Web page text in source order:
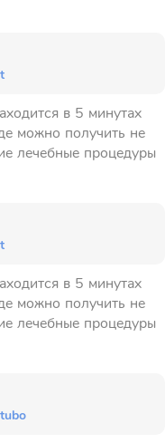
в 5 минутах
можно получить не
лечебные процедуры
в 5 минутах
можно получить не
лечебные процедуры